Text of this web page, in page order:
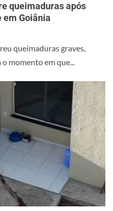
queimaduras após
em Goiânia
queimaduras graves,
momento em que...